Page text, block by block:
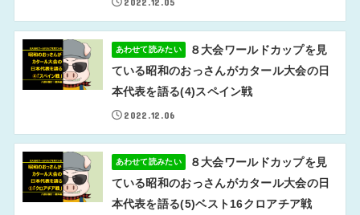
あわせて読みたい
８大会ワールドカップを見
ている昭和のおっさんがカタール大会の日
本代表を語る(4)スペイン戦
2022.12.06
あわせて読みたい
８大会ワールドカップを見
ている昭和のおっさんがカタール大会の日
本代表を語る(5)ベスト16クロアチア戦